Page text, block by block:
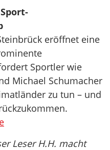
eröffnet eine
Sportler wie
Michael Schumacher
zu tun – und
Leser H.H. macht